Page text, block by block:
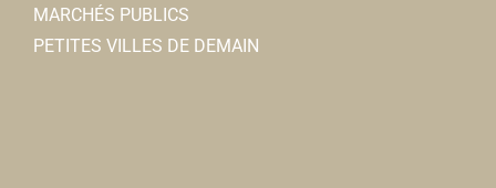
MARCHÉS PUBLICS
PETITES VILLES DE DEMAIN